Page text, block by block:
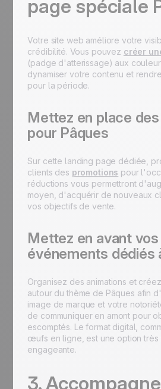
page spéciale
Votre site web améliore votre
crédibilité. Vous pouvez créer
(padge d'atterissage) aux
dynamiser votre contenu et
pour la période.
Mettez en place
pour Pâques
Sur cette landing page dédiée,
clients des promotions pour
réductions vous permettront
moyen, d'acquérir de nouveaux
vos objectifs de vente.
Mettez en avant vos
événements dédiés
Organisez des animations et
autour du thème de Pâques afin
image de marque et votre
de communiquer en amont pour
escomptés. Le format digital,
œufs en ligne, est une option très
engageante.
3.